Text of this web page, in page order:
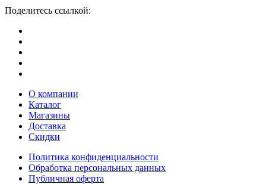
Поделитесь ссылкой:
О компании
Каталог
Магазины
Доставка
Скидки
Политика конфиденциальности
Обработка персональных данных
Публичная оферта